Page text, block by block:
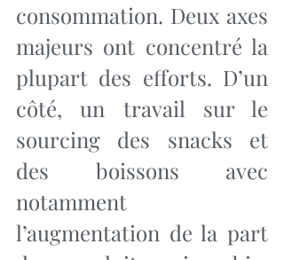
consommation. Deux axes
majeurs ont concentré la
plupart des efforts. D’un
côté, un travail sur le
sourcing des snacks et
des boissons avec
notamment
l’augmentation de la part